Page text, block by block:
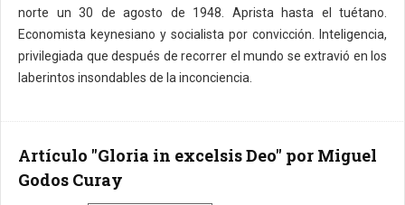
norte un 30 de agosto de 1948. Aprista hasta el tuétano.
Economista keynesiano y socialista por convicción. Inteligencia,
privilegiada que después de recorrer el mundo se extravió en los
laberintos insondables de la inconciencia.
Artículo "Gloria in excelsis Deo" por Miguel
Godos Curay